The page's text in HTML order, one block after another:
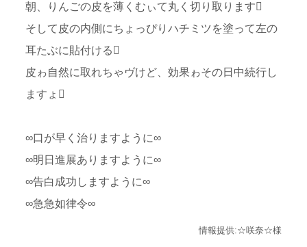
朝、りんごの皮を薄くむぃて丸く切り取ります
そして皮の内側にちょっぴりハチミツを塗って左の
耳たぶに貼付ける
皮ゎ自然に取れちゃヴけど、効果ゎその日中続行し
ますょ
∞口が早く治りますように∞
∞明日進展ありますように∞
∞告白成功しますように∞
∞急急如律令∞
情報提供:☆咲奈☆様